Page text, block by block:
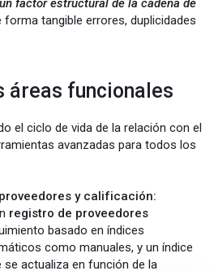
factor estructural de la cadena de
forma tangible errores, duplicidades
áreas funcionales
el ciclo de vida de la relación con el
avanzadas para todos los
y calificación:
registro de proveedores
basado en índices
como manuales, y un índice
actualiza en función de la